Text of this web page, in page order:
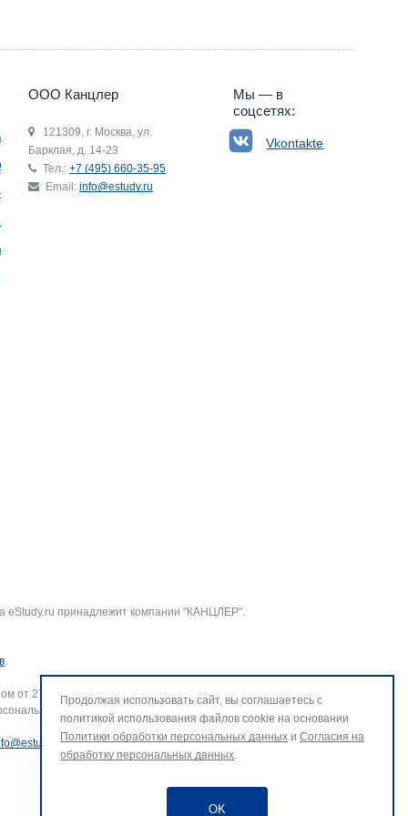
ООО Канцлер
121309, г. Москва, ул.
Барклая, д. 14-23
Тел.: +7 (495) 660-35-95
Email: info@estudy.ru
Мы — в
соцсетях:
Vkontakte
eStudy.ru принадлежит компании "КАНЦЛЕР".
.
от 27.07.2006 г. № 152-ФЗ «О персональных данных».
данных и использование файлов cookie. В случае
.
Продолжая использовать сайт, вы соглашаетесь с
политикой использования файлов cookie на основании
Политики обработки персональных данных и Согласия на
обработку персональных данных.
OK